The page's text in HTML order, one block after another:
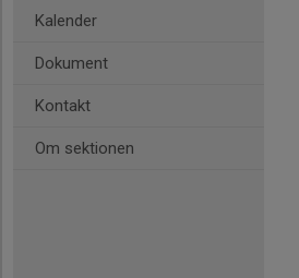
Kalender
Dokument
Kontakt
Om sektionen